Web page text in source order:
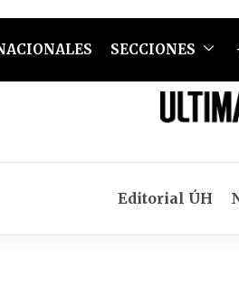
SECCIONES
Editorial ÚH